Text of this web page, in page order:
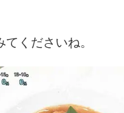
くださいね。